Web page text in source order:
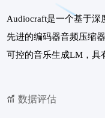
Audiocraft是一个基于
先进的编码器音频压缩
可控的音乐生成LM，具
数据评估